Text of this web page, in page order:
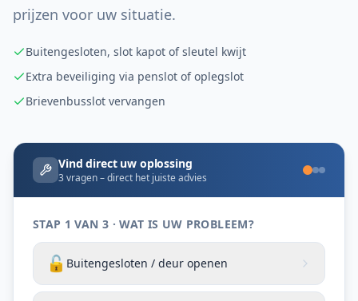
prijzen voor uw situatie.
Buitengesloten, slot kapot of sleutel kwijt
Extra beveiliging via penslot of oplegslot
Brievenbusslot vervangen
Vind direct uw oplossing
3 vragen – direct het juiste advies
STAP 1 VAN 3 · WAT IS UW PROBLEEM?
🔓 Buitengesloten / deur openen